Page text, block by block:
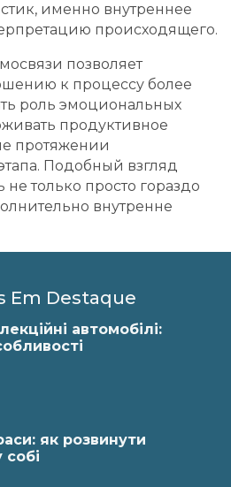
именно внутреннее
происходящего.
позволяет
к процессу более
роль эмоциональных
продуктивное
протяжении
Подобный взгляд
не только просто гораздо
внутренне
Em Destaque
автомобілі:
як розвинути
собі